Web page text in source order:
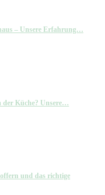
– Unsere Erfahrung…
der Küche? Unsere…
und das richtige